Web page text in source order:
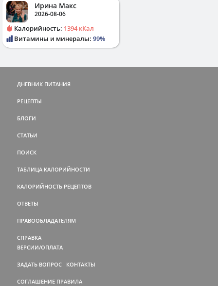
Ирина Макс
2026-08-06
Калорийность: 1394 кКал
Витамины и минералы: 99%
ДНЕВНИК ПИТАНИЯ
РЕЦЕПТЫ
БЛОГИ
СТАТЬИ
ПОИСК
ТАБЛИЦА КАЛОРИЙНОСТИ
КАЛОРИЙНОСТЬ РЕЦЕПТОВ
ОТВЕТЫ
ПРАВООБЛАДАТЕЛЯМ
СПРАВКА
ВЕРСИИ/ОПЛАТА
ЗАДАТЬ ВОПРОС КОНТАКТЫ
СОГЛАШЕНИЕ ПРАВИЛА